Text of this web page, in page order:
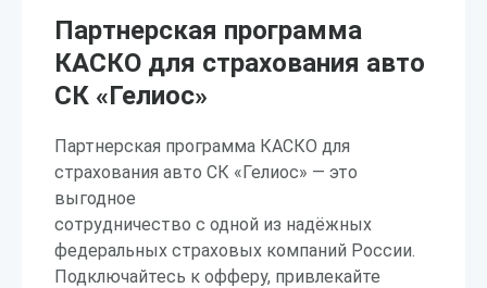
Партнерская программа
КАСКО для страхования авто
СК «Гелиос»
Партнерская программа КАСКО для
страхования авто СК «Гелиос» — это
выгодное
сотрудничество с одной из надёжных
федеральных страховых компаний России.
Подключайтесь к офферу, привлекайте